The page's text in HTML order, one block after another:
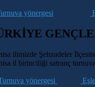
yönergesi
ilimizde Şehzadeler
il birinciliği satranç
yönergesi